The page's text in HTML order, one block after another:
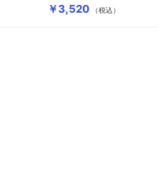
￥3,520 （税込）
ものリストに追加